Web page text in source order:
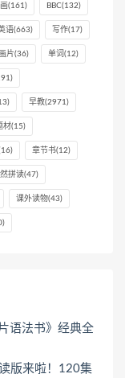
(161) BBC(132)
语(663) 写作(17)
片(36) 单词 (12)
早教(2971)
材(15)
章节书(12)
然拼读(47)
课外读物(43)
语法书》经典全
版来啦！120集